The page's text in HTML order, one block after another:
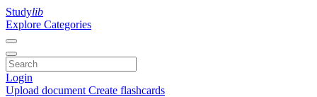
Studylib
Explore Categories
Login
Upload document Create flashcards